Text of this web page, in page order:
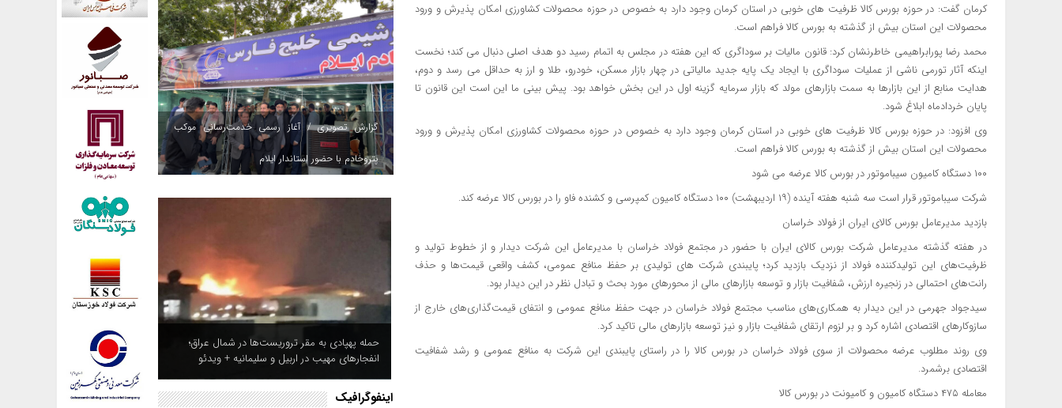
کرمان گفت: در حوزه بورس کالا ظرفیت های خوبی در استان کرمان وجود دارد به خصوص در حوزه محصولات کشاورزی امکان پذیرش و ورود
محصولات این استان بیش از گذشته به بورس کالا فراهم است.
محمد رضا پورابراهیمی خاطرنشان کرد: قانون مالیات بر سوداگری که این هفته در مجلس به اتمام رسید دو هدف اصلی دنبال می کند؛ نخست
اینکه آثار تورمی ناشی از عملیات سوداگری با ایجاد یک پایه جدید مالیاتی در چهار بازار مسکن، خودرو، طلا و ارز به حداقل می رسد و دوم،
هدایت منابع از این بازارها به سمت بازارهای مولد که بازار سرمایه گزینه اول در این بخش خواهد بود. پیش بینی ما این است این قانون تا
پایان خردادماه ابلاغ شود.
وی افزود: در حوزه بورس کالا ظرفیت های خوبی در استان کرمان وجود دارد به خصوص در حوزه محصولات کشاورزی امکان پذیرش و ورود
محصولات این استان بیش از گذشته به بورس کالا فراهم است.
۱۰۰ دستگاه کامیون سیباموتور در بورس کالا عرضه می شود
شرکت سیباموتور قرار است سه شنبه هفته آینده (۱۹ اردیبهشت) ۱۰۰ دستگاه کامیون کمپرسی و کشنده فاو را در بورس کالا عرضه کند.
بازدید مدیرعامل بورس کالای ایران از فولاد خراسان
در هفته گذشته مدیرعامل شرکت بورس کالای ایران با حضور در مجتمع فولاد خراسان با مدیرعامل این شرکت دیدار و از خطوط تولید و
ظرفیت‌های این تولیدکننده فولاد از نزدیک بازدید کرد؛ پایبندی شرکت های تولیدی بر حفظ منافع عمومی، کشف واقعی قیمت‌ها و حذف
رانت‌های احتمالی در زنجیره ارزش، شفافیت بازار و توسعه بازارهای مالی از محورهای مورد بحث و تبادل نظر در این دیدار بود.
سیدجواد جهرمی در این دیدار به همکاری‌های مناسب مجتمع فولاد خراسان در جهت حفظ منافع عمومی و انتفای قیمت‌گذاری‌های خارج از
سازوکارهای اقتصادی اشاره کرد و بر لزوم ارتقای شفافیت بازار و نیز توسعه بازارهای مالی تاکید کرد.
وی روند مطلوب عرضه‌ محصولات از سوی فولاد خراسان در بورس کالا را در راستای پایبندی این شرکت به منافع عمومی و رشد شفافیت
اقتصادی برشمرد.
معامله ۴۷۵ دستگاه کامیون و کامیونت در بورس کالا
گزارش تصویری / آغاز رسمی خدمت‌رسانی موکب
پتروخادم با حضور استاندار ایلام
حمله پهپادی به مقر تروریست‌ها در شمال عراق؛
انفجارهای مهیب در اربیل و سلیمانیه + ویدئو
اینفوگرافیک